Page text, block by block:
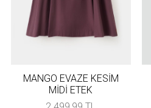
MANGO EVAZE KESİM
MİDİ ETEK